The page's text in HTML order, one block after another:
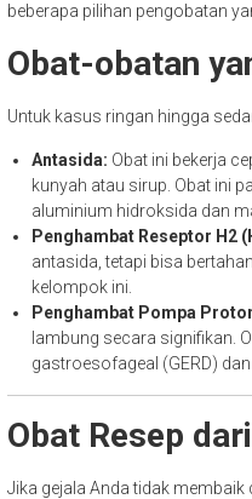
beberapa pilihan pengobatan
Obat-obatan
Untuk kasus ringan hingga
Antasida: Obat ini bekerja
kunyah atau sirup. Obat ini
aluminium hidroksida dan
Penghambat Reseptor H2
antasida, tetapi bisa
kelompok ini.
Penghambat Pompa
lambung secara signifikan.
gastroesofageal (GERD)
Obat Resep
Jika gejala Anda tidak